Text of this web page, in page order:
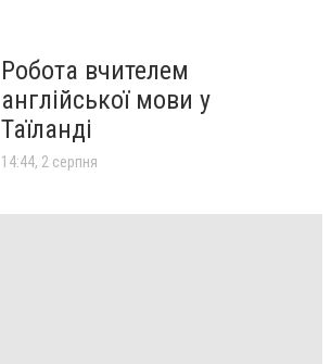
Робота вчителем
англійської мови у
Таїланді
14:44, 2 серпня